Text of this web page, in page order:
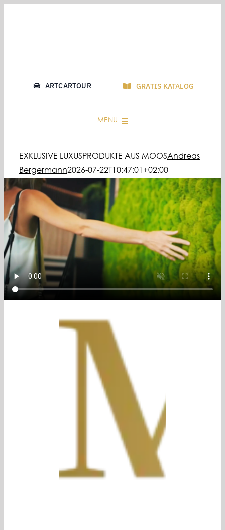
ARTCARTOUR GRATIS KATALOG
MENU
LOGOS & GRAFIKEN
MOOSBILD SHOP
SHOWROOMS
FAQ & GUIDE
BLOG
PREMIUM PARTNER
Österreich
EXKLUSIVE LUXUSPRODUKTE AUS MOOSAndreas
Bergermann2026-07-22T10:47:01+02:00